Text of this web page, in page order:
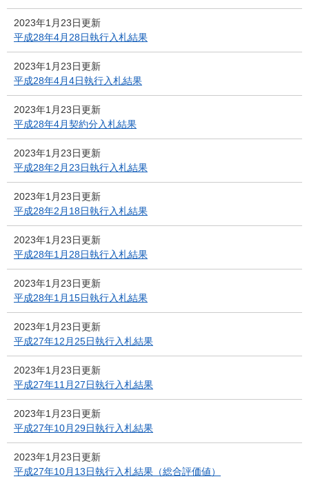
2023年1月23日更新
平成28年4月28日執行入札結果
2023年1月23日更新
平成28年4月4日執行入札結果
2023年1月23日更新
平成28年4月契約分入札結果
2023年1月23日更新
平成28年2月23日執行入札結果
2023年1月23日更新
平成28年2月18日執行入札結果
2023年1月23日更新
平成28年1月28日執行入札結果
2023年1月23日更新
平成28年1月15日執行入札結果
2023年1月23日更新
平成27年12月25日執行入札結果
2023年1月23日更新
平成27年11月27日執行入札結果
2023年1月23日更新
平成27年10月29日執行入札結果
2023年1月23日更新
平成27年10月13日執行入札結果（総合評価値）